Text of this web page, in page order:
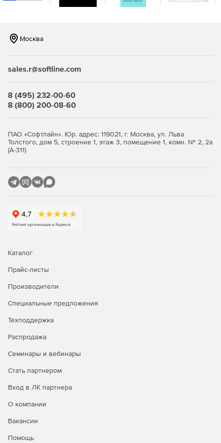
Москва
sales.r@softline.com
8 (495) 232-00-60
8 (800) 200-08-60
ПАО «Софтлайн». Юр. адрес: 119021, г. Москва, ул. Льва
Толстого, дом 5, строение 1, этаж 3, помещение 1, комн. № 2, 2а
(А-311)
Каталог
Прайс-листы
Производители
Специальные предложения
Техподдержка
Распродажа
Семинары и вебинары
Стать партнером
Вход в ЛК партнера
О компании
Вакансии
Помощь